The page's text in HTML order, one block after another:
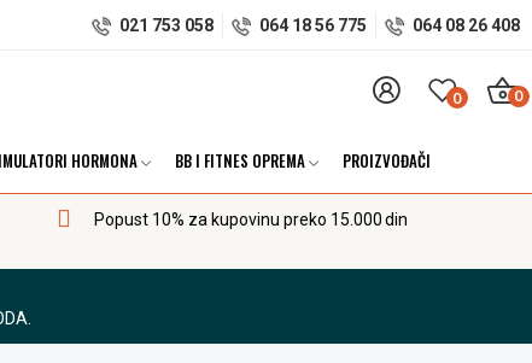
021 753 058 064 18 56 775 064 08 26 408
0 0
HORMONA BB I FITNES OPREMA PROIZVOĐAČI
Popust 10% za kupovinu preko 15.000 din